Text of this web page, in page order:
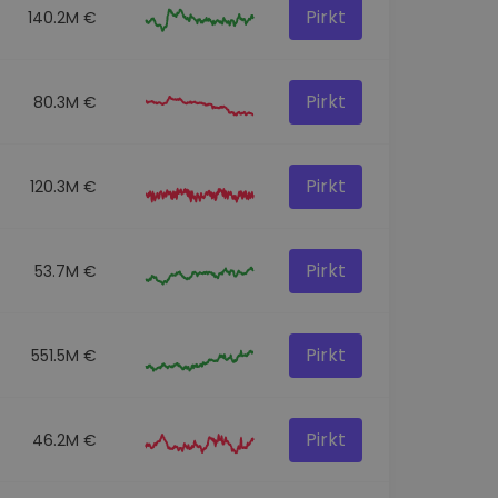
140.2M € Pirkt
80.3M € Pirkt
120.3M € Pirkt
53.7M € Pirkt
551.5M € Pirkt
46.2M € Pirkt